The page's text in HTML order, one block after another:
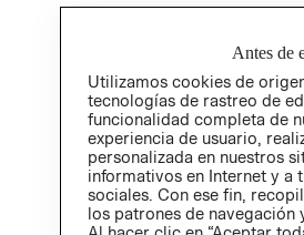
Antes de
Utilizamos cookies de
tecnologías de rastreo de
funcionalidad completa de
experiencia de usuario,
personalizada en nuestros
informativos en Internet y a
sociales. Con ese fin,
los patrones de navegación